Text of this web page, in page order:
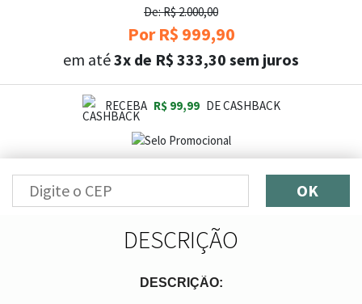
De: R$ 2.000,00
Por R$ 999,90
em até3x de R$ 333,30 sem juros
RECEBA R$ 99,99 DE CASHBACK
OK
DESCRIÇÃO
DESCRIÇÃO: